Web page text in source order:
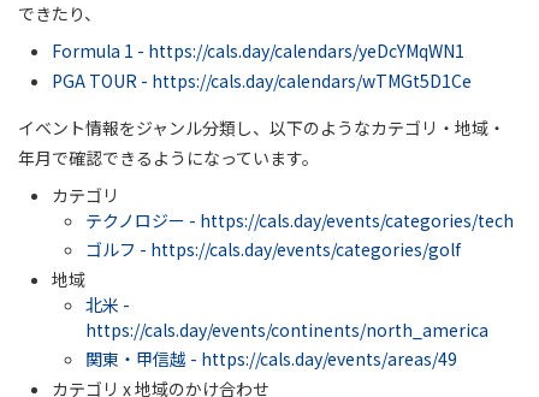
できたり、
Formula 1 - https://cals.day/calendars/yeDcYMqWN1
PGA TOUR - https://cals.day/calendars/wTMGt5D1Ce
イベント情報をジャンル分類し、以下のようなカテゴリ・地域・
年月で確認できるようになっています。
カテゴリ
テクノロジー - https://cals.day/events/categories/tech
ゴルフ - https://cals.day/events/categories/golf
地域
北米 -
https://cals.day/events/continents/north_america
関東・甲信越 - https://cals.day/events/areas/49
カテゴリ x 地域のかけ合わせ